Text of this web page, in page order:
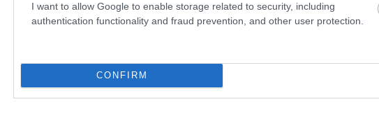
I want to allow Google to enable storage related to security, including
authentication functionality and fraud prevention, and other user protection.
CONFIRM